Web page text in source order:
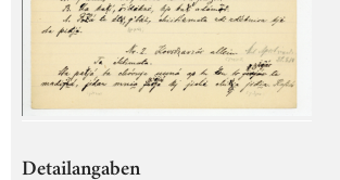
Detailangaben